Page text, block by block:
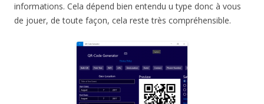
informations. Cela dépend bien entendu u type donc à vous
de jouer, de toute façon, cela reste très compréhensible.